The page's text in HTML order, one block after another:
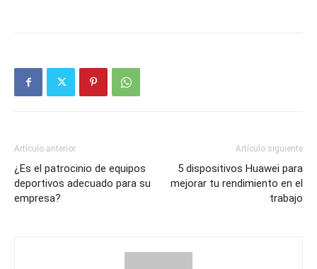
Artículo anterior
¿Es el patrocinio de equipos
deportivos adecuado para su
empresa?
Artículo siguiente
5 dispositivos Huawei para
mejorar tu rendimiento en el
trabajo